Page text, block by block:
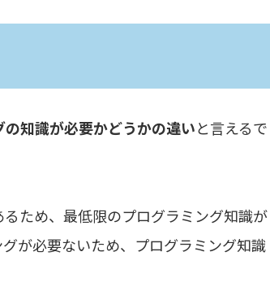
知識が必要かどうかの違いと言えるで
ため、最低限のプログラミング知識が
が必要ないため、プログラミング知識